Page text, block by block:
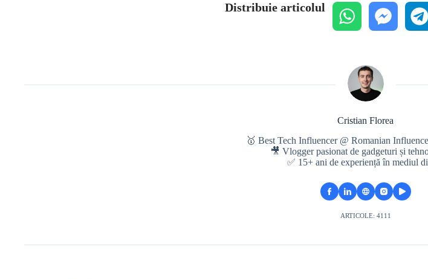
Distribuie articolul
Cristian Florea
🥇 Best Tech Influencer @ Romanian
🎥 Vlogger pasionat de gadgeturi și
✅ 15+ ani de experiență în mediul
ARTICOLE: 4111